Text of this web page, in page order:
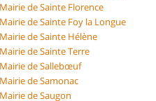
Mairie de Sainte Florence
Mairie de Sainte Foy la Longue
Mairie de Sainte Hélène
Mairie de Sainte Terre
Mairie de Sallebœuf
Mairie de Samonac
Mairie de Saugon